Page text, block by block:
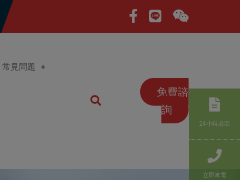
常見問題
免費諮
詢
24小時必回
立即來電